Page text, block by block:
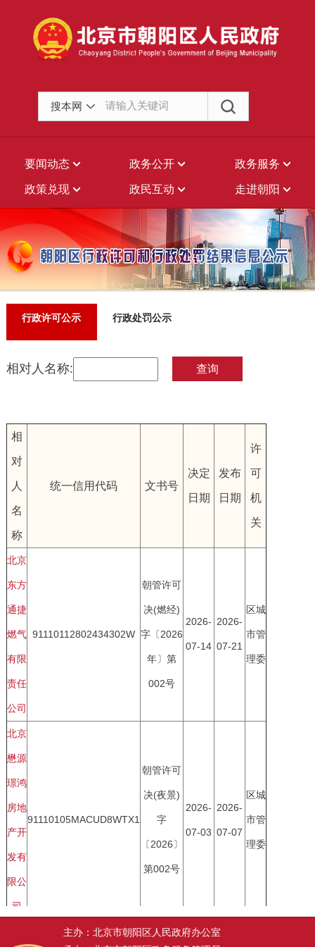
搜本网
要闻动态 政务公开 政务服务
政策兑现 政民互动 走进朝阳
行政许可公示 行政处罚公示
主办：北京市朝阳区人民政府办公室